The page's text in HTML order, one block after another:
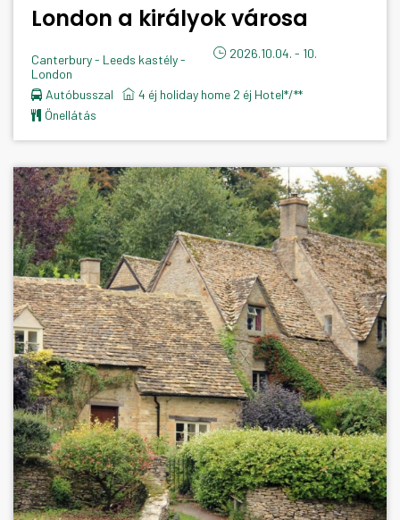
London a királyok városa
Canterbury - Leeds kastély -
London
2026.10.04. - 10.
Autóbusszal
4 éj holiday home 2 éj Hotel*/**
önellátás